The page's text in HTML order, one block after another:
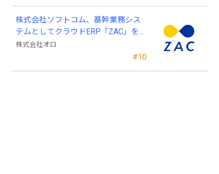
#10
株式会社ソフトコム、基幹業務シス
テムとしてクラウドERP「ZAC」を採
用
株式会社オロ